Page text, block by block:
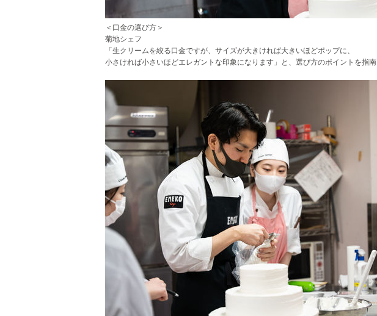
＜口金の選び方＞
菊地シェフ
「生クリームを絞る口金ですが、サイズが大きければ大きいほどポップに、
小さければ小さいほどエレガントな印象になります」と、選び方のポイントを指南